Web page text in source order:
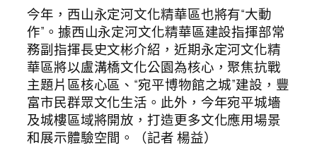
今年，西山永定河文化精華區也將有“大動
作”。據西山永定河文化精華區建設指揮部常
務副指揮長史文彬介紹，近期永定河文化精
華區將以盧溝橋文化公園為核心，聚焦抗戰
主題片區核心區、“宛平博物館之城”建設，豐
富市民群眾文化生活。此外，今年宛平城墻
及城樓區域將開放，打造更多文化應用場景
和展示體驗空間。（記者 楊益）